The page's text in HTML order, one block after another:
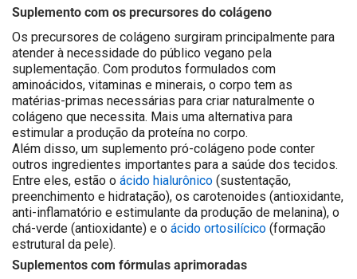
Suplemento com os precursores do colágeno
Os precursores de colágeno surgiram principalmente para
atender à necessidade do público vegano pela
suplementação. Com produtos formulados com
aminoácidos, vitaminas e minerais, o corpo tem as
matérias-primas necessárias para criar naturalmente o
colágeno que necessita. Mais uma alternativa para
estimular a produção da proteína no corpo.
Além disso, um suplemento pró-colágeno pode conter
outros ingredientes importantes para a saúde dos tecidos.
Entre eles, estão o ácido hialurônico (sustentação,
preenchimento e hidratação), os carotenoides (antioxidante,
anti-inflamatório e estimulante da produção de melanina), o
chá-verde (antioxidante) e o ácido ortosilícico (formação
estrutural da pele).
Suplementos com fórmulas aprimoradas